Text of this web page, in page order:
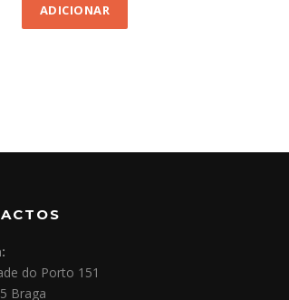
ADICIONAR
do Porto 151
Braga